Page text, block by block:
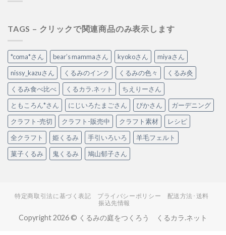
TAGS – クリックで関連商品のみ表示します
*coma*さん bear’s mammaさん kyokoさん
miyaさん
nissy_kazuさん
くるみのインク くるみの色々
くるみ灸
くるみ食べ比べ
くるカラ.ネット
ちえりーさん
ともころん*さん
にじいろたまごさん ぴかさん
ガーデニング
クラフト-売切
クラフト-販売中 クラフト素材
レシピ
全クラフト
姫くるみ 手引いろいろ
羊毛フェルト
菓子くるみ
鬼くるみ 鳩山郁子さん
特定商取引法に基づく表記 プライバシーポリシー
配送方法･送料
振込先情報
Copyright 2026 © くるみの庭をつくろう くるカラ.ネット